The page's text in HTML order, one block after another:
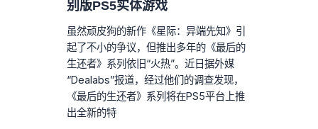
别版PS5实体游戏
虽然顽皮狗的新作《星际：异端先知》引
起了不小的争议，但推出多年的《最后的
生还者》系列依旧“火热”。近日据外媒
“Dealabs”报道，经过他们的调查发现，
《最后的生还者》系列将在PS5平台上推
出全新的特